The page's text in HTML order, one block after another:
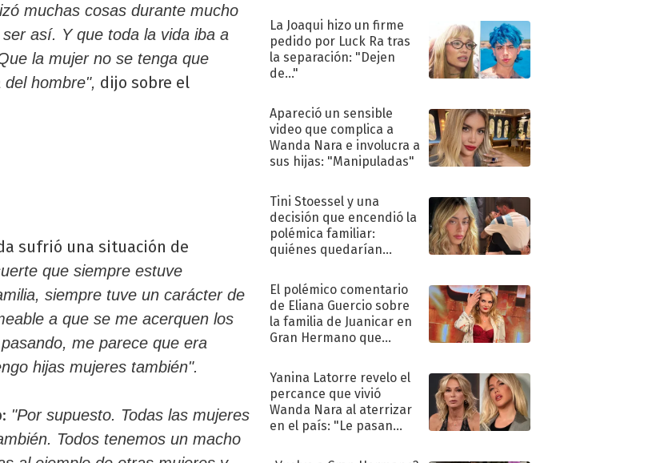
muchas cosas durante mucho
así. Y que toda la vida iba a
la mujer no se tenga que
hombre", dijo sobre el
sufrió una situación de
que siempre estuve
siempre tuve un carácter de
a que se me acerquen los
me parece que era
hijas mujeres también".
"Por supuesto. Todas las mujeres
Todos tenemos un macho
La Joaqui hizo un firme
pedido por Luck Ra tras
la separación: "Dejen
de..."
Apareció un sensible
video que complica a
Wanda Nara e involucra a
sus hijas: "Manipuladas"
Tini Stoessel y una
decisión que encendió la
polémica familiar:
quiénes quedarían
El polémico comentario
de Eliana Guercio sobre
la familia de Juanicar en
Gran Hermano que
Yanina Latorre revelo el
percance que vivió
Wanda Nara al aterrizar
en el país: "Le pasan